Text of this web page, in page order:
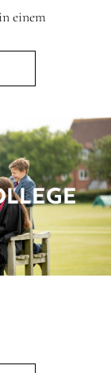
einem